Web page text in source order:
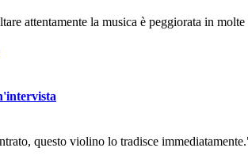
attentamente la musica è peggiorata in
questo violino lo tradisce